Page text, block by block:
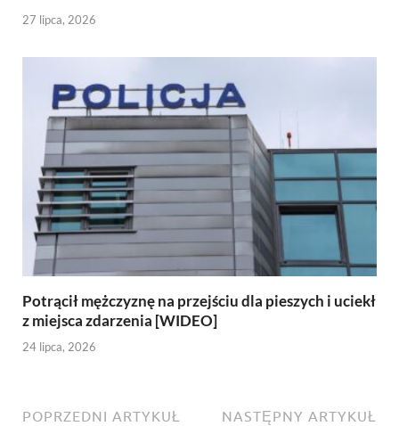
27 lipca, 2026
Potrącił mężczyznę na przejściu dla pieszych i uciekł
z miejsca zdarzenia [WIDEO]
24 lipca, 2026
POPRZEDNI ARTYKUŁ NASTĘPNY ARTYKUŁ